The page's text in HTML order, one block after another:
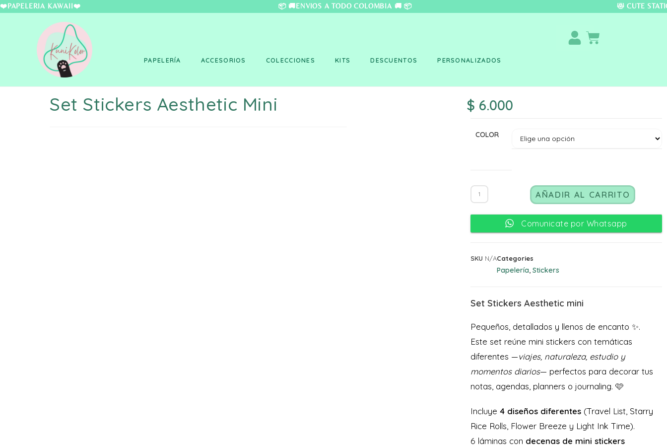
❤️PAPELERÍA KAWAII❤️ 📦 🚚ENVÍOS A TODO COLOMBIA 🚚 📦 😻
PAPELERÍA ACCESORIOS COLECCIONES KITS DESCUENTOS PERSONALIZADOS
Set Stickers Aesthetic Mini $ 6.000
COLOR
AÑADIR AL CARRITO
Comunicate por Whatsapp
SKU N/ACategories
Papelería Stickers
Set Stickers Aesthetic mini
Pequeños, detallados y llenos de encanto ✨.
Este set reúne mini stickers con temáticas
diferentes —viajes, naturaleza, estudio y
momentos diarios— perfectos para decorar tus
notas, agendas, planners o journaling. 🩷
Incluye 4 diseños diferentes(Travel List, Starry
Rice Rolls, Flower Breeze y Light Ink Time).
6 láminas con decenas de mini stickers